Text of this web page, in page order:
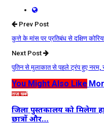
Prev Post
कुत्ते के मांस पर प्रतिबंध से दक्षिण
Next Post
पुतिन से मुलाकात से पहले ट्रंप हुए नरम,
You Might Also Like
ताज़ा खबरें
जिला पुस्तकालय को मिलेगा
छात्रों और…